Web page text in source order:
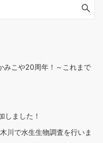
こや20周年！～これまで
しました！
川で水生生物調査を行いま